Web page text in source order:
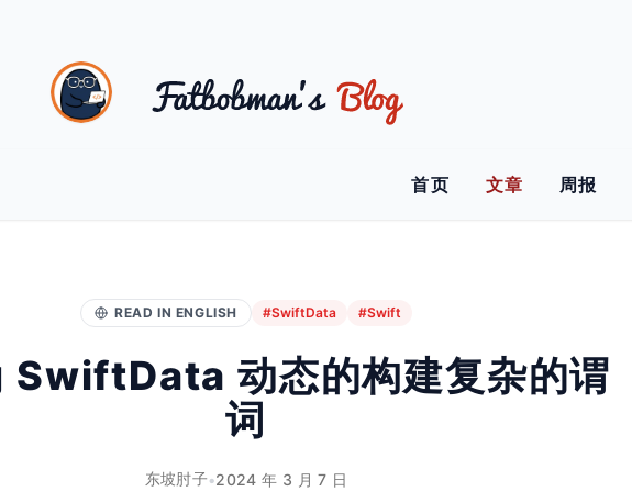
首页 文章 周报
READ IN ENGLISH #SwiftData #Swift
SwiftData 动态的构建复杂的谓
词
东坡肘子•2024 年 3 月 7 日